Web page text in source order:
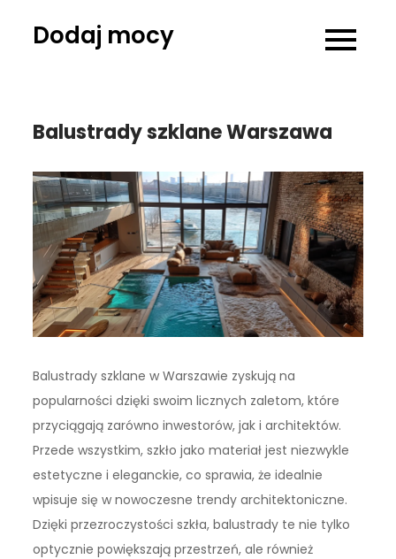
Dodaj mocy
Balustrady szklane Warszawa
Balustrady szklane w Warszawie zyskują na
popularności dzięki swoim licznych zaletom, które
przyciągają zarówno inwestorów, jak i architektów.
Przede wszystkim, szkło jako materiał jest niezwykle
estetyczne i eleganckie, co sprawia, że idealnie
wpisuje się w nowoczesne trendy architektoniczne.
Dzięki przezroczystości szkła, balustrady te nie tylko
optycznie powiększają przestrzeń, ale również